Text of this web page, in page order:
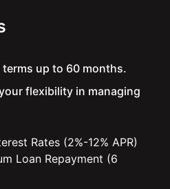
up to 60 months.
flexibility in managing
Rates (2%-12% APR)
Loan Repayment (6